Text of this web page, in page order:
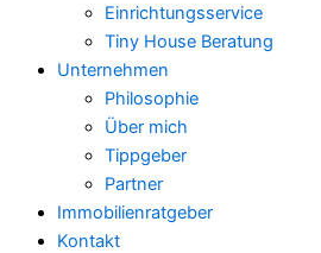
Einrichtungsservice
Tiny House Beratung
Unternehmen
Philosophie
Über mich
Tippgeber
Partner
Immobilienratgeber
Kontakt